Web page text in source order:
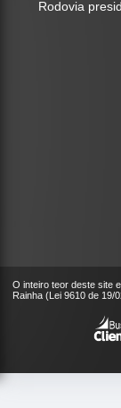
Rodovia
O inteiro teor deste site
Rainha (Lei 9610 de 19/